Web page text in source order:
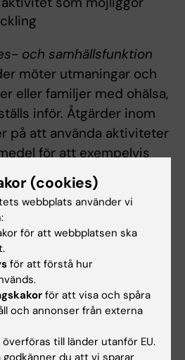
och samhällsfunktion
möter utmaningar och
eller familjer med ohälsa,
inför. Åtgärder inom
på att använda aktiviteter
för att exempelvis
förmåga att möta
som i sin tur kan
i samhället.
i samråd med
för att identifiera hur
trots ohälsa eller
lägger också
och anpassa den
att den underlättar för
(cookies)
webbplats använder vi
för att webbplatsen ska
för att förstå hur
för att visa och spåra
och annonser från externa
till länder utanför EU.
du att vi sparar